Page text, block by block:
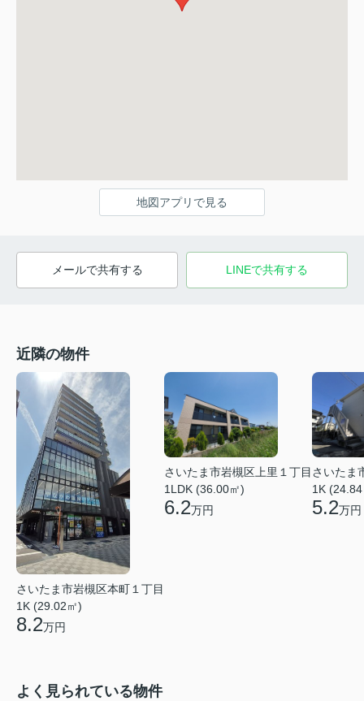
地図アプリで見る
メールで共有する LINEで共有する
近隣の物件
さいたま市岩槻区本町１丁目
1K (29.02㎡)
8.2万円
さいたま市岩槻区上里１丁目
1LDK (36.00㎡)
6.2万円
さいたま
1K
5.2万円
よく見られている物件